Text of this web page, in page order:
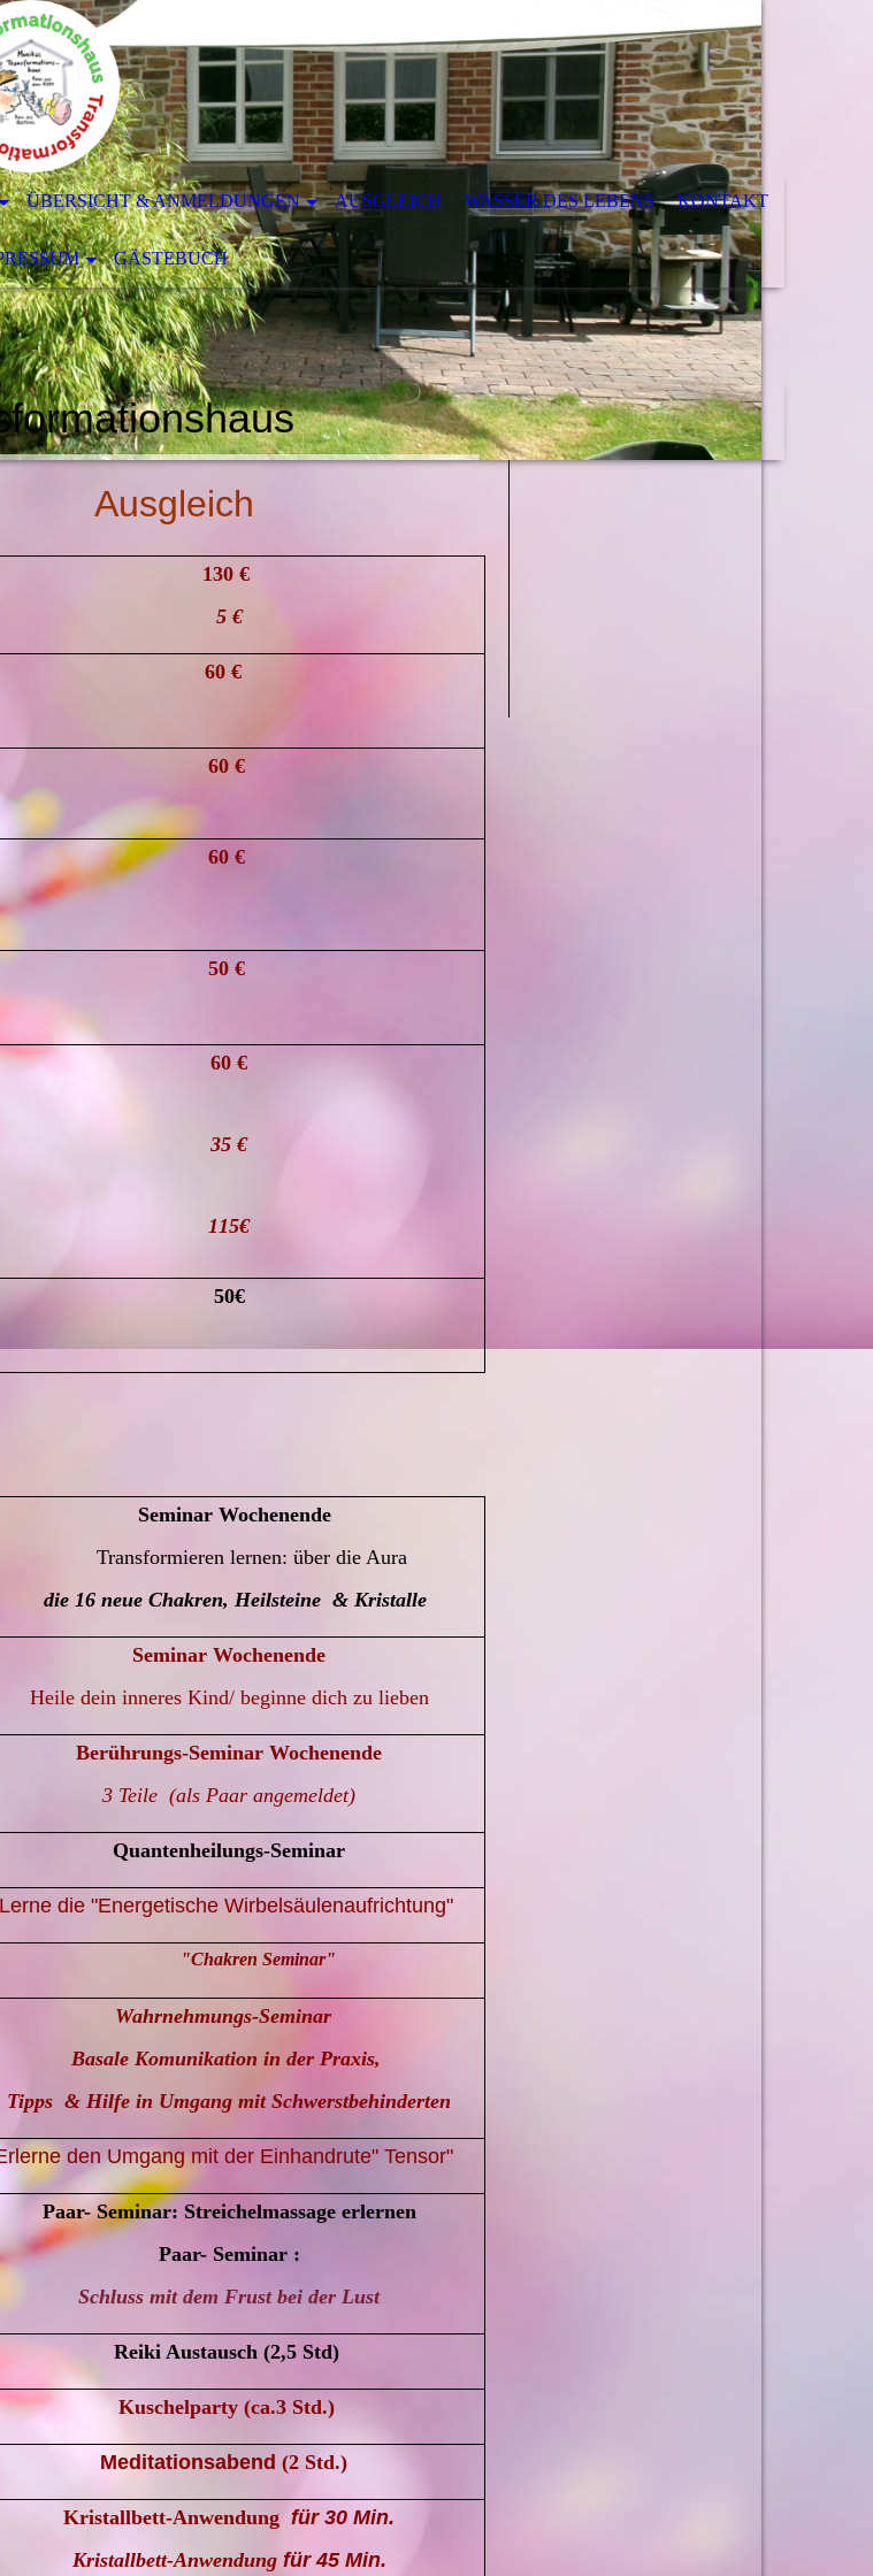
ÜBERSICHT & ANMELDUNGEN AUSGLEICH WASSER DES LEBENS KONTAKT
GÄSTEBUCH
Ausgleich
130 €
5 €
60 €
60 €
60 €
50 €
60 €
35 €
115€
50€
Seminar Wochenende
Transformieren lernen: über die Aura
die 16 neue Chakren, Heilsteine & Kristalle
Seminar Wochenende
Heile dein inneres Kind/ beginne dich zu lieben
Berührungs-Seminar Wochenende
3 Teile (als Paar angemeldet)
Quantenheilungs-Seminar
Lerne die "Energetische Wirbelsäulenaufrichtung"
"Chakren Seminar"
Wahrnehmungs-Seminar
Basale Komunikation in der Praxis,
Tipps & Hilfe in Umgang mit Schwerstbehinderten
den Umgang mit der Einhandrute" Tensor"
Paar- Seminar: Streichelmassage erlernen
Paar- Seminar :
Schluss mit dem Frust bei der Lust
Reiki Austausch (2,5 Std)
Kuschelparty (ca.3 Std.)
Meditationsabend (2 Std.)
Kristallbett-Anwendung für 30 Min.
Kristallbett-Anwendung für 45 Min.